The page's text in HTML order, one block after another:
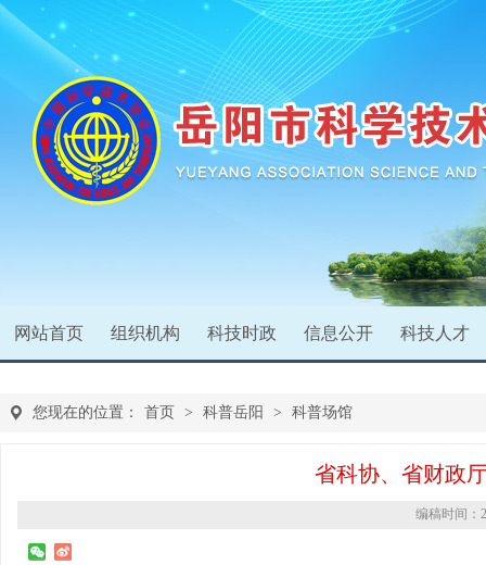
您现在的位置： 首页 > 科普岳阳 > 科普场馆
省科协、省财政
编稿时间：